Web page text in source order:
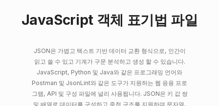
JavaScript 객체 표기법 파일
JSON은 가볍고 텍스트 기반 데이터 교환 형식으로, 인간이
읽고 쓸 수 있고 기계가 구문 분석하고 생성 할 수 있습니다.
JavaScript, Python 및 Java와 같은 프로그래밍 언어와
Postman 및 JsonLint와 같은 도구가 지원하는 웹 응용 프로
그램, API 및 구성 파일에 널리 사용됩니다. JSON은 키 값 쌍
및 배열로 데이터를 구성하고 중첩 구조를 지원하며 문자열,